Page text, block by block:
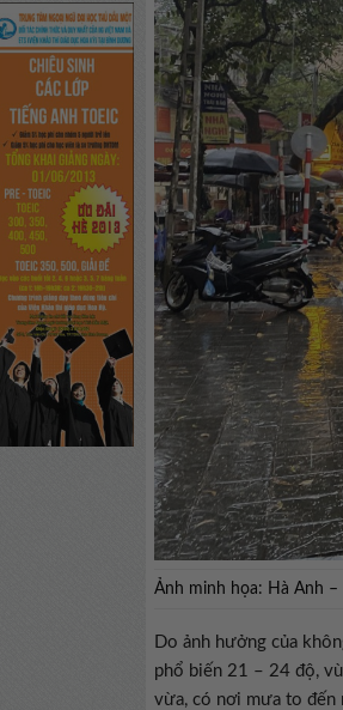
Ảnh minh họa: Hà Anh –
Do ảnh hưởng của
phổ biến 21 – 24 độ,
vừa, có nơi mưa to đến